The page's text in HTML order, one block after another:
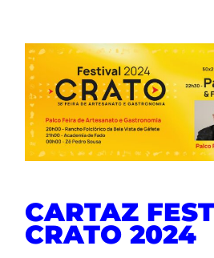
CARTAZ
CRATO 2024